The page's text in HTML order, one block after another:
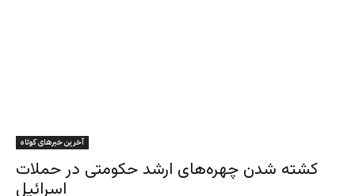
آخرین خبرهای کوتاه
کشته شدن چهره‌های ارشد حکومتی در حملات
اسرائیل